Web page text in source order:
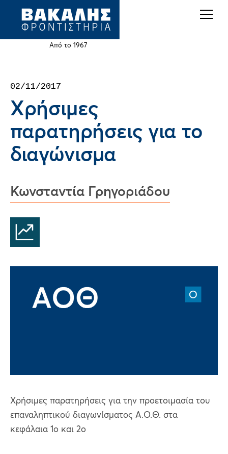
Jump
Από το 1967
top
02/11/2017
Χρήσιμες
παρατηρήσεις για το
διαγώνισμα
Κωνσταντία Γρηγοριάδου
Χρήσιμες παρατηρήσεις για την προετοιμασία του
επαναληπτικού διαγωνίσματος Α.Ο.Θ. στα
κεφάλαια 1ο και 2ο